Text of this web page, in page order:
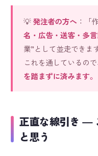
💡発注者の方へ ：「
名・広告・送客・多
業”として並走できま
これを通しているので
を踏まずに済みます。
正直な線引き ―
と思う